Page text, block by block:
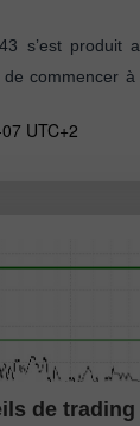
s’est produit
commencer
zéro
UTC+2
de